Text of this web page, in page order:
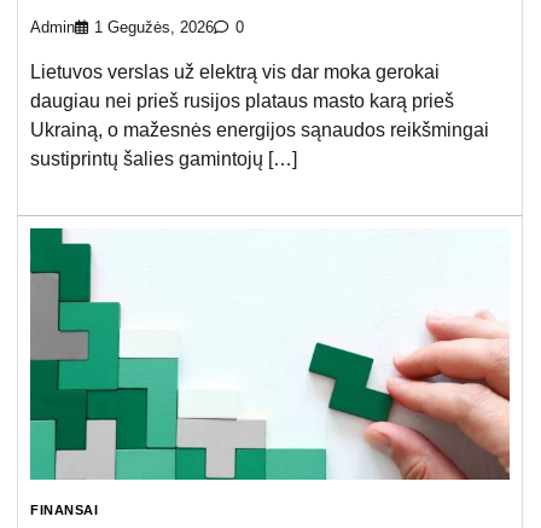
Admin 1 Gegužės, 2026 0
Lietuvos verslas už elektrą vis dar moka gerokai
daugiau nei prieš rusijos plataus masto karą prieš
Ukrainą, o mažesnės energijos sąnaudos reikšmingai
sustiprintų šalies gamintojų […]
FINANSAI